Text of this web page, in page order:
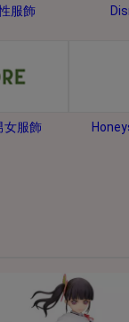
「$10 Letao Dollar
，若要參加APP加碼
票、優惠券、住宿
止之權利，如有變更
服飾
女服飾